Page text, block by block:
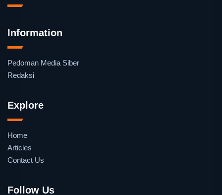
Information
Pedoman Media Siber
Redaksi
Explore
Home
Articles
Contact Us
Follow Us